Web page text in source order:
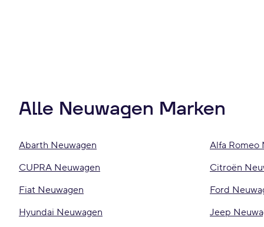
Alle Neuwagen Marken
Abarth Neuwagen Alfa Romeo
CUPRA Neuwagen
Citroën
Fiat Neuwagen
Ford
Hyundai Neuwagen
Jeep